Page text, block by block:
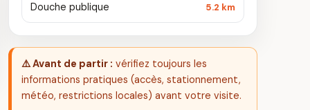
Douche publique 5.2 km
⚠️ Avant de partir : vérifiez toujours les
informations pratiques (accès, stationnement,
météo, restrictions locales) avant votre visite.